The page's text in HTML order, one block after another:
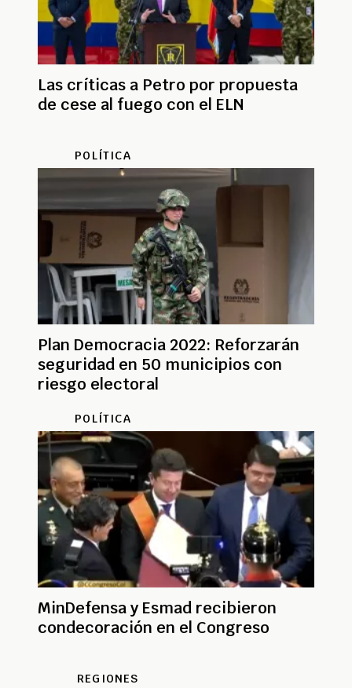
Las críticas a Petro por propuesta
de cese al fuego con el ELN
POLÍTICA
Plan Democracia 2022: Reforzarán
seguridad en 50 municipios con
riesgo electoral
POLÍTICA
MinDefensa y Esmad recibieron
condecoración en el Congreso
REGIONES